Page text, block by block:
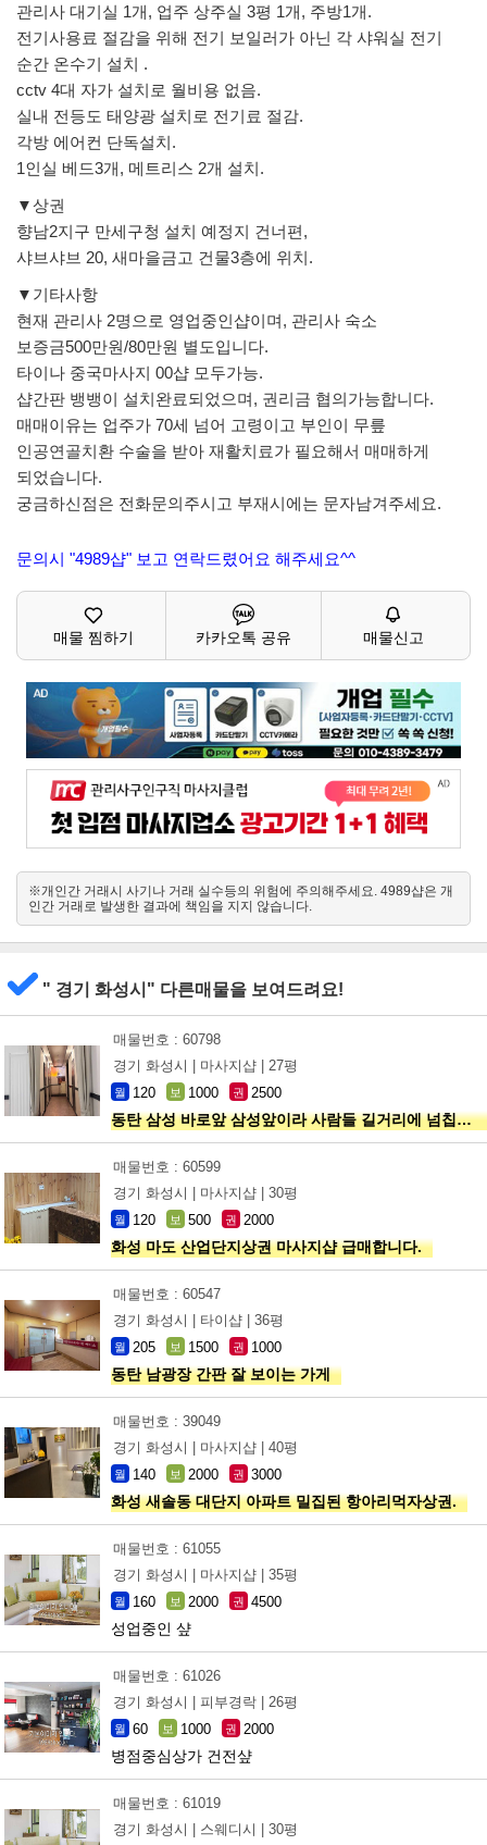
관리사 대기실 1개, 업주 상주실 3평 1개, 주방1개.
전기사용료 절감을 위해 전기 보일러가 아닌 각 샤워실 전기
순간 온수기 설치 .
cctv 4대 자가 설치로 월비용 없음.
실내 전등도 태양광 설치로 전기료 절감.
각방 에어컨 단독설치.
1인실 베드3개, 메트리스 2개 설치.
▼상권
향남2지구 만세구청 설치 예정지 건너편,
샤브샤브 20, 새마을금고 건물3층에 위치.
▼기타사항
현재 관리사 2명으로 영업중인샵이며, 관리사 숙소
보증금500만원/80만원 별도입니다.
타이나 중국마사지 00샵 모두가능.
샵간판 뱅뱅이 설치완료되었으며, 권리금 협의가능합니다.
매매이유는 업주가 70세 넘어 고령이고 부인이 무릎
인공연골치환 수술을 받아 재활치료가 필요해서 매매하게
되었습니다.
궁금하신점은 전화문의주시고 부재시에는 문자남겨주세요.
문의시 "4989샵" 보고 연락드렸어요 해주세요^^
매물 찜하기 카카오톡 공유 매물신고
※개인간 거래시 사기나 거래 실수등의 위험에 주의해주세요. 4989샵은 개
인간 거래로 발생한 결과에 책임을 지지 않습니다.
" 경기 화성시" 다른매물을 보여드려요!
매물번호 : 60798
경기 화성시 |
마사지샵 | 27평
월 120 보 1000 권 2500
동탄 삼성 바로앞 삼성앞이라 사람들 길거리에 넘칩니다
매물번호 : 60599
경기 화성시 |
마사지샵 | 30평
월 120 보 500 권 2000
화성 마도 산업단지상권 마사지샵 급매합니다.
매물번호 : 60547
경기 화성시 |
타이샵 | 36평
월 205 보 1500 권 1000
동탄 남광장 간판 잘 보이는 가게
매물번호 : 39049
경기 화성시 |
마사지샵 | 40평
월 140 보 2000 권 3000
화성 새솔동 대단지 아파트 밀집된 항아리먹자상권.
매물번호 : 61055
경기 화성시 |
마사지샵 | 35평
월 160 보 2000 권 4500
성업중인 샾
매물번호 : 61026
경기 화성시 |
피부경락 | 26평
월 60 보 1000 권 2000
병점중심상가 건전샾
매물번호 : 61019
경기 화성시 |
스웨디시 | 30평